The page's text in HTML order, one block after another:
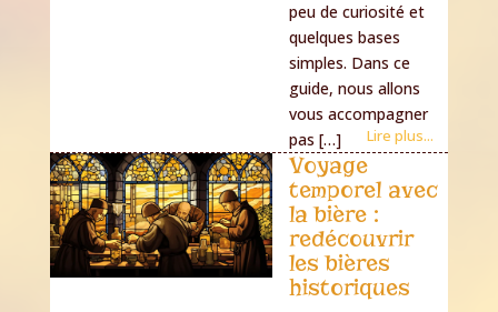
peu de curiosité et
quelques bases
simples. Dans ce
guide, nous allons
vous accompagner
pas […]
Lire plus...
Voyage
temporel avec
la bière :
redécouvrir
les bières
historiques